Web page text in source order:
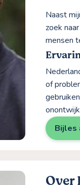
Naast
zoek
mensen
of
Bijles
Over